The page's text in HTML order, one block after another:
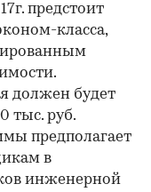
предстоит
класса,
должен будет
тыс. руб.
предполагает
в
инженерной